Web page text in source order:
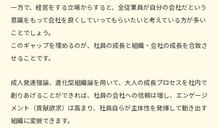
一方で、経営をする立場からすると、全従業員が自分の会社だという
意識をもって会社を良くしていってもらいたいと考えている方が多い
ことでしょう。
このギャップを埋めるのが、社員の成長と組織・会社の成長を合致さ
せることです。
成人発達理論、進化型組織論を用いて、大人の成長プロセスを社内で
創りあげることができれば、社員の会社への信頼は増し、エンゲージ
メント（貢献欲求）は高まり、社員自らが主体性を発揮して動き出す
組織に変貌できます。